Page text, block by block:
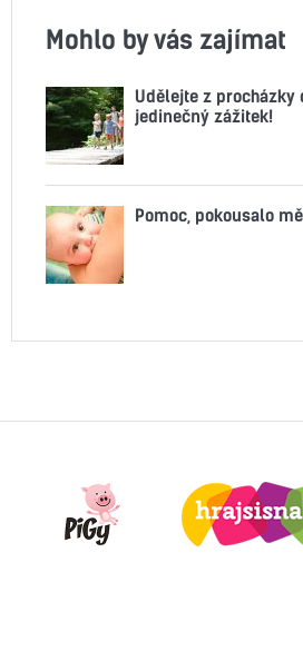
Mohlo by vás zajímat
Udělejte z procházky
jedinečný zážitek!
Pomoc, pokousalo